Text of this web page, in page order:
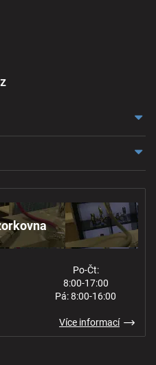
Po-Čt:
8:00-17:00
Pá: 8:00-16:00
Více informací